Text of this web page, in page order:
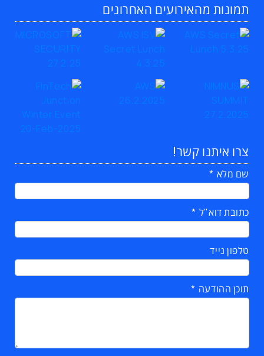
תמונות מהאירועים האחרונים
צרו איתנו קשר!
שם מלא
כתובת דוא"ל
טלפון נייד
תוכן ההודעה